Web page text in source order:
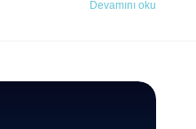
Devamını oku